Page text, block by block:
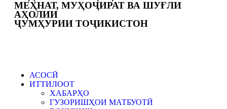
МЕҲНАТ, МУҲОҶИРАТ ВА ШУҒЛИ
АҲОЛИИ
ҶУМҲУРИИ ТОҶИКИСТОН
АСОСӢ
ИТТИЛООТ
ХАБАРҲО
ГУЗОРИШҲОИ МАТБУОТӢ